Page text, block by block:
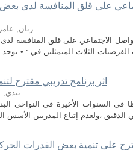
على قلق المنافسة لدى
رنان, عامر
الاجتماعي على قلق المنافسة
اثر برنامج تدريبي مقترح
السنوات الأخيرة في النواحي
على تنمية بعض القدرات